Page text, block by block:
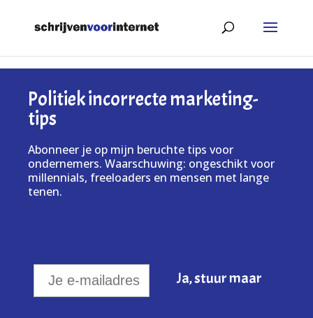
Politiek incorrecte marketing-
tips
Abonneer je op mijn beruchte tips voor
ondernemers. Waarschuwing: ongeschikt voor
millennials, freeloaders en mensen met lange
tenen.